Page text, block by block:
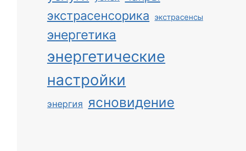
экстрасенсорика экстрасенсы
энергетика
энергетические
настройки
энергия ясновидение